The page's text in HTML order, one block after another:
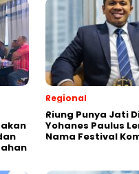
Regional
Riung Punya Jati
Yohanes Paulus
Nama Festival